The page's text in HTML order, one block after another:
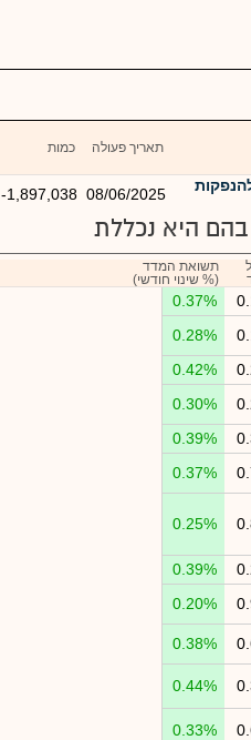
תאריך פעולה כמות
08/06/2025
-1,897,038
היא נכללת
תשואת המדד
(% שינוי חודשי)
0.37%
0.28%
0.42%
0.30%
0.39%
0.37%
0.25%
0.39%
0.20%
0.38%
0.44%
0.33%